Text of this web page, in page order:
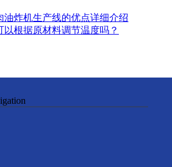
油炸机生产线的优点详细介绍
以根据原材料调节温度吗？